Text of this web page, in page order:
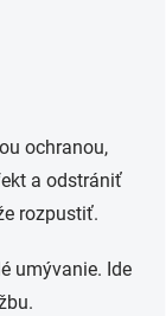
ochranou,
a odstrániť
rozpustiť.
umývanie. Ide